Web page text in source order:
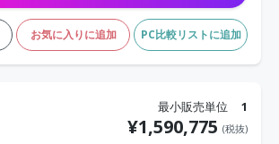
お気に入りに追加 PC比較リストに追加
最小販売単位 1
¥1,590,775 (税抜)